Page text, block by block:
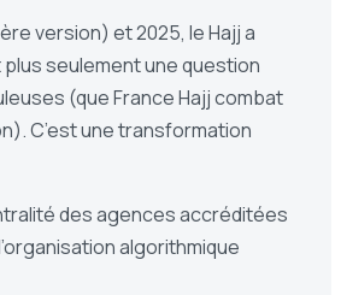
version) et 2025, le Hajj a
plus seulement une question
(que France Hajj combat
C’est une transformation
des agences accréditées
algorithmique